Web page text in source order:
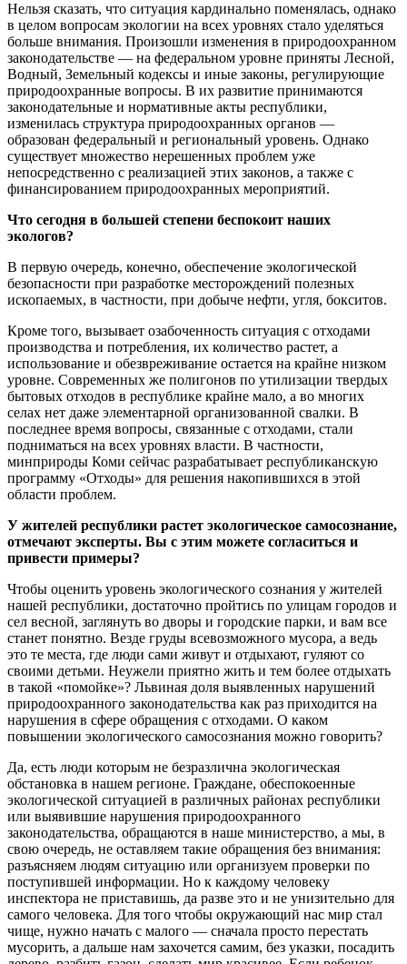
Нельзя сказать, что ситуация кардинально поменялась, однако
в целом вопросам экологии на всех уровнях стало уделяться
больше внимания. Произошли изменения в природоохранном
законодательстве — на федеральном уровне приняты Лесной,
Водный, Земельный кодексы и иные законы, регулирующие
природоохранные вопросы. В их развитие принимаются
законодательные и нормативные акты республики,
изменилась структура природоохранных органов —
образован федеральный и региональный уровень. Однако
существует множество нерешенных проблем уже
непосредственно с реализацией этих законов, а также с
финансированием природоохранных мероприятий.
Что сегодня в большей степени беспокоит наших
экологов?
В первую очередь, конечно, обеспечение экологической
безопасности при разработке месторождений полезных
ископаемых, в частности, при добыче нефти, угля, бокситов.
Кроме того, вызывает озабоченность ситуация с отходами
производства и потребления, их количество растет, а
использование и обезвреживание остается на крайне низком
уровне. Современных же полигонов по утилизации твердых
бытовых отходов в республике крайне мало, а во многих
селах нет даже элементарной организованной свалки. В
последнее время вопросы, связанные с отходами, стали
подниматься на всех уровнях власти. В частности,
минприроды Коми сейчас разрабатывает республиканскую
программу «Отходы» для решения накопившихся в этой
области проблем.
У жителей республики растет экологическое самосознание,
отмечают эксперты. Вы с этим можете согласиться и
привести примеры?
Чтобы оценить уровень экологического сознания у жителей
нашей республики, достаточно пройтись по улицам городов и
сел весной, заглянуть во дворы и городские парки, и вам все
станет понятно. Везде груды всевозможного мусора, а ведь
это те места, где люди сами живут и отдыхают, гуляют со
своими детьми. Неужели приятно жить и тем более отдыхать
в такой «помойке»? Львиная доля выявленных нарушений
природоохранного законодательства как раз приходится на
нарушения в сфере обращения с отходами. О каком
повышении экологического самосознания можно говорить?
Да, есть люди которым не безразлична экологическая
обстановка в нашем регионе. Граждане, обеспокоенные
экологической ситуацией в различных районах республики
или выявившие нарушения природоохранного
законодательства, обращаются в наше министерство, а мы, в
свою очередь, не оставляем такие обращения без внимания:
разъясняем людям ситуацию или организуем проверки по
поступившей информации. Но к каждому человеку
инспектора не приставишь, да разве это и не унизительно для
самого человека. Для того чтобы окружающий нас мир стал
чище, нужно начать с малого — сначала просто перестать
мусорить, а дальше нам захочется самим, без указки, посадить